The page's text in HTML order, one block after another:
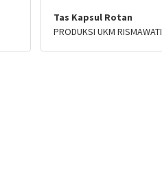
Tas Kapsul Rotan
PRODUKSI UKM RISMAWATI